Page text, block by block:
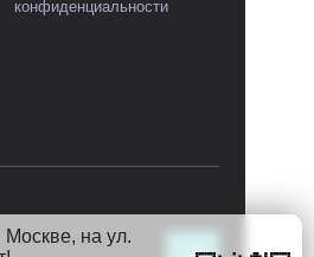
Москве, на ул.
конфиденциальности